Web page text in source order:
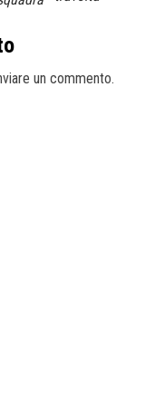
un commento.